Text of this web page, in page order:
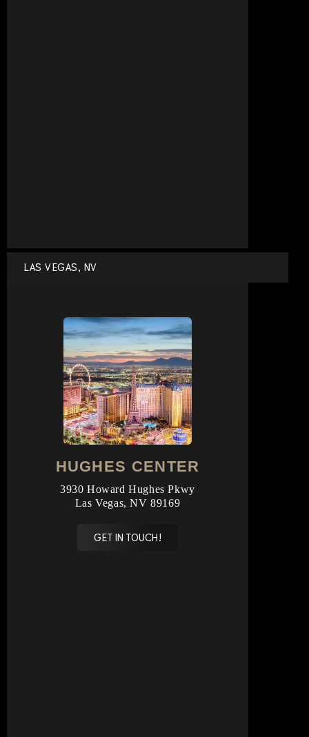
LAS VEGAS, NV
HUGHES CENTER
3930 Howard Hughes Pkwy
Las Vegas, NV 89169
GET IN TOUCH!